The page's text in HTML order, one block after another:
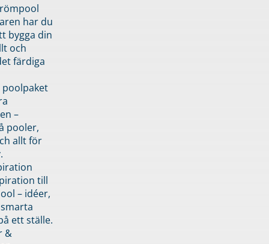
har du
bygga din
och
färdiga
–
pooler,
allt för
till
– idéer,
ett ställe.
&